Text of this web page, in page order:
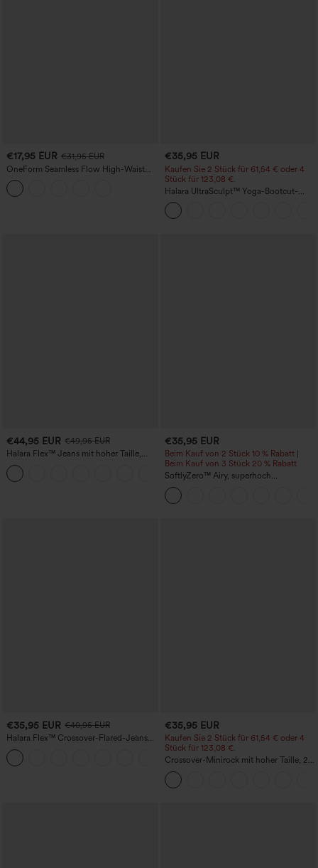
€17,95 EUR €31,95 EUR
OneForm Seamless Flow High-Waist
Yogaleggings – nahtlos, mit hoher
Taille, bauchformend und mit
Hebeeffekt für den Po
€35,95 EUR
Kaufen Sie 2 Stück für 61,54 € oder 4
Stück für 123,08 €.
Halara UltraSculpt™ Yoga-Bootcut-
Leggings mit hoher Taille,
bauchformender Unterstützung und
Tasche
€44,95 EUR €49,95 EUR
Halara Flex™ Jeans mit hoher Taille,
Taschen, geradem Bein und Used-Look
+3
€35,95 EUR
Beim Kauf von 2 Stück 10 % Rabatt |
Beim Kauf von 3 Stück 20 % Rabatt
SoftlyZero™ Airy, superhoch
geschnittene 2-in-1 InstantCool Yoga-
Shorts 7" mit Taschen
€35,95 EUR €40,95 EUR
Halara Flex™ Crossover-Flared-Jeans
aus elastischem Strick-Denim mit
hohem Bund und mehreren Taschen
+1
€35,95 EUR
Kaufen Sie 2 Stück für 61,54 € oder 4
Stück für 123,08 €.
Crossover-Minirock mit hoher Taille, 2-
in-1, Fransen-Saum und figurbetontem
Schnitt in Wildlederoptik für Partys